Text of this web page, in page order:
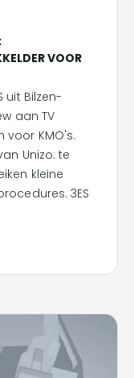
VOOR
uit Bilzen-
aan TV
KMO's.
Unizo: te
kleine
3ES